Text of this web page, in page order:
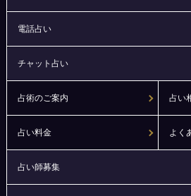
電話占い
チャット占い
占術のご案内 占い
占い料金 よく
占い師募集